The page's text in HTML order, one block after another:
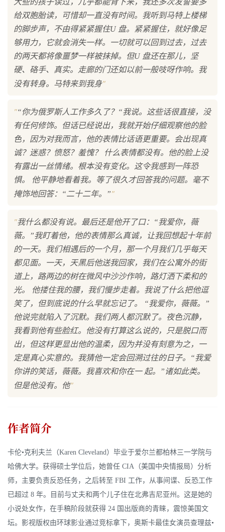
给双胞胎读，可惜却一直没有时间。我听到马特上楼梯
的脚步声，不由得紧紧握住U 盘。紧紧握住，就好像足
够用力，它就会消失一样。一切就可以回到过去，过去
的两天都将像噩梦一样被抹掉。但U 盘还在那儿，坚
硬、硌手、真实。走廊的门还如以前一般吱呀作响。我
没有转身。马特来到我身"
"“你为俄罗斯人工作多久了？“我说。这些话很直接，没
有任何修饰。但话已经说出，我就开始仔细观察他的脸
色，因为对我而言，他的表情比话语更重要。会出现真
诚？迷惑？愤怒？羞愧？ 什么表情都没有。他的脸上没
有露出一丝情绪。根本没有变化。这令我感到一阵恐
惧。 他平静地看着我。等了很久才回答我的问题。毫不
掩饰地回答：“二十二年。”"
"我什么都没有说。最后还是他开了口：“我爱你，薇
薇。”我盯着他，他的表情那么真诚，让我回想起十年前
的一天。我们相遇后的一个月，那一个月我们几乎每天
都见面。一天，天黑后他送我回家，我们在公寓外的街
道上，路两边的树在微风中沙沙作响，路灯洒下柔和的
光。 他搂住我的腰，我们慢步走着。我说了什么把他逗
笑了，但到底说的什么早就忘记了。 “我爱你，薇薇。”
他说完就陷入了沉默。我们两人都沉默了。夜色沉静，
我看到他有些脸红。他没有打算这么说的，只是脱口而
出，但这样更显出他的温柔，因为并没有刻意为之，一
定是真心实意的。我猜他一定会回溯过往的日子。“我爱
你讲的笑话，薇薇。我喜欢和你在一 起。”诸如此类。
但是他没有。他"
作者简介
卡伦•克利夫兰（Karen Cleveland）毕业于爱尔兰都柏林三一学院与
哈佛大学。获得硕士学位后，她曾任 CIA（美国中央情报局）分析
师，主要负责反恐任务，之后转至 FBI 工作，从事间谍、反恐工作
已超过 8 年。目前与丈夫和两个儿子住在北弗吉尼亚州。这是她的
小说处女作，在手稿阶段就获得 24 国出版商的青睐，震惊美国文
坛。影视版权由环球影业通过竞标拿下，奥斯卡最佳女演员查理兹•